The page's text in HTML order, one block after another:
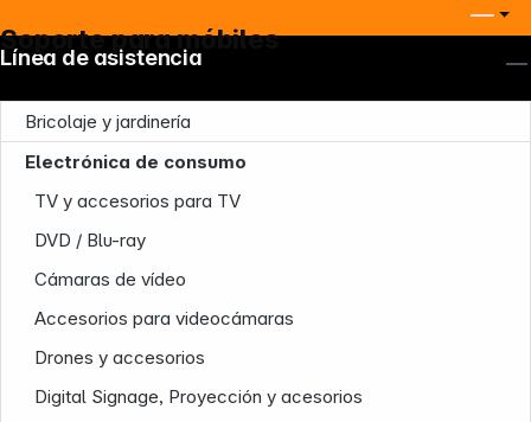
Soporte para móbiles
Bricolaje y jardinería
Electrónica de consumo
TV y accesorios para TV
DVD / Blu-ray
Cámaras de vídeo
Accesorios para videocámaras
Drones y accesorios
Digital Signage, Proyección y acesorios
Línea de asistencia
Nuestra empresa